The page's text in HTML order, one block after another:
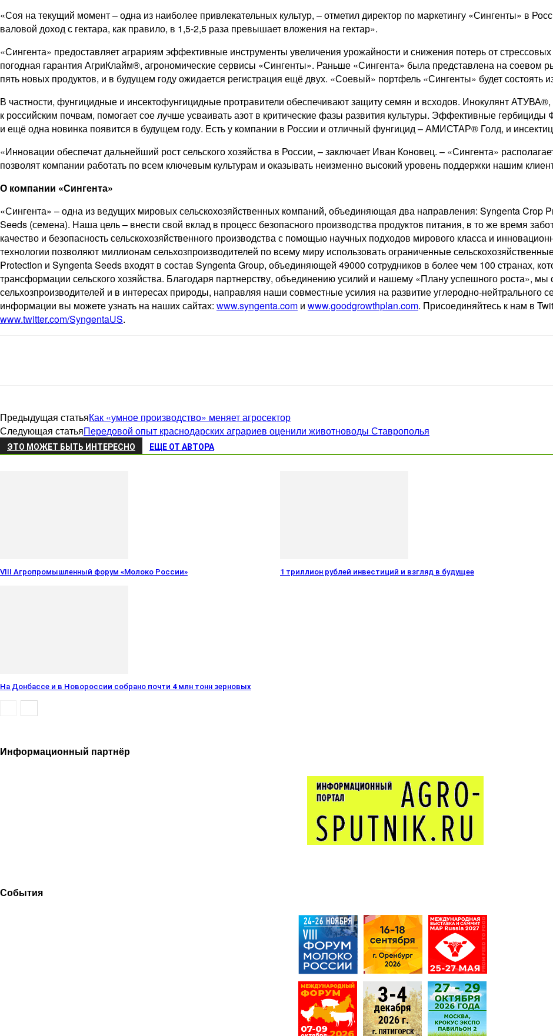
«Соя на текущий момент – одна из наиболее привлекательных культур, – отметил директор по маркетингу «Сингенты» в
валовой доход с гектара, как правило, в 1,5-2,5 раза превышает вложения на гектар».
«Сингента» предоставляет аграриям эффективные инструменты увеличения урожайности и снижения потерь от
погодная гарантия АгриКлайм®, агрономические сервисы «Сингенты». Раньше «Сингента» была представлена на соевом
пять новых продуктов, и в будущем году ожидается регистрация ещё двух. «Соевый» портфель «Сингенты» будет состоять
В частности, фунгицидные и инсектофунгицидные протравители обеспечивают защиту семян и всходов. Инокулянт
к российским почвам, помогает сое лучше усваивать азот в критические фазы развития культуры. Эффективные
и ещё одна новинка появится в будущем году. Есть у компании в России и отличный фунгицид – АМИСТАР® Голд, и
«Инновации обеспечат дальнейший рост сельского хозяйства в России, – заключает Иван Коновец. – «Сингента»
позволят компании работать по всем ключевым культурам и оказывать неизменно высокий уровень поддержки нашим
О компании «Сингента»
«Сингента» – одна из ведущих мировых сельскохозяйственных компаний, объединяющая два направления: Syngenta Crop
Seeds (семена). Наша цель – внести свой вклад в процесс безопасного производства продуктов питания, в то же время
качество и безопасность сельскохозяйственного производства с помощью научных подходов мирового класса и
технологии позволяют миллионам сельхозпроизводителей по всему миру использовать ограниченные
Protection и Syngenta Seeds входят в состав Syngenta Group, объединяющей 49000 сотрудников в более чем 100 странах,
трансформации сельского хозяйства. Благодаря партнерству, объединению усилий и нашему «Плану успешного роста»,
сельхозпроизводителей и в интересах природы, направляя наши совместные усилия на развитие углеродно-нейтрального
информации вы можете узнать на наших сайтах: www.syngenta.com и www.goodgrowthplan.com. Присоединяйтесь к нам в
www.twitter.com/SyngentaUS.
Предыдущая статьяКак «умное производство» меняет агросектор
Следующая статьяПередовой опыт краснодарских аграриев оценили животноводы Ставрополья
ЭТО МОЖЕТ БЫТЬ ИНТЕРЕСНО ЕЩЕ ОТ АВТОРА
VIII Агропромышленный форум «Молоко России» 1 триллион рублей инвестиций и взгляд в будущее
На Донбассе и в Новороссии собрано почти 4 млн тонн зерновых
Информационный партнёр
События